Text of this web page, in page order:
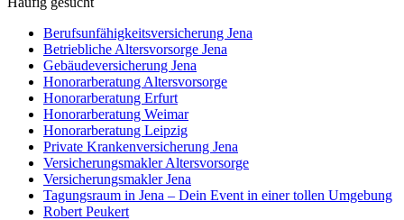
Berufs­unfähigkeits­­versicherung Jena
Betriebliche Altersvorsorge Jena
Gebäudeversicherung Jena
Honorar­beratung Altersvorsorge
Honorar­beratung Erfurt
Honorar­beratung Weimar
Honorarberatung Leipzig
Private Kranken­­versicherung Jena
Versicherungsmakler Altersvorsorge
Versicherungs­makler Jena
Tagungsraum in Jena – Dein Event in einer tollen Umgebung
Robert Peukert